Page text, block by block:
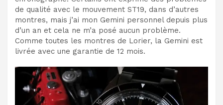
de qualité avec le mouvement ST19, dans d’autres
montres, mais j’ai mon Gemini personnel depuis plus
d’un an et cela ne m’a posé aucun problème.
Comme toutes les montres de Lorier, la Gemini est
livrée avec une garantie de 12 mois.